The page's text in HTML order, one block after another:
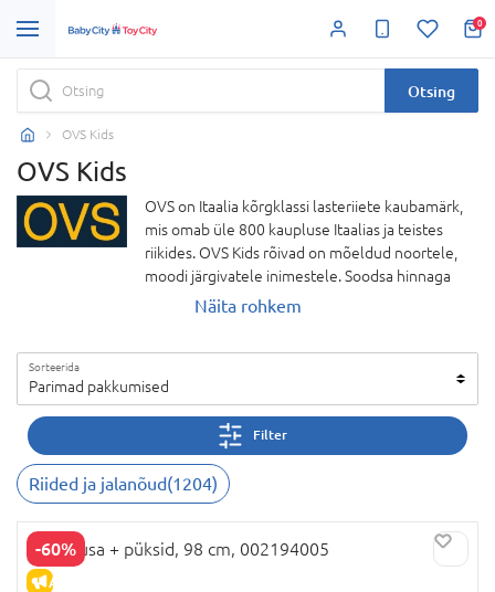
0
Otsing
OVS Kids
OVS Kids
OVS on Itaalia kõrgklassi lasteriiete kaubamärk,
mis omab üle 800 kaupluse Itaalias ja teistes
riikides. OVS Kids rõivad on mõeldud noortele,
moodi järgivatele inimestele. Soodsa hinnaga
pakutavatest riietest õhkub itaalia stiili, need
alati lasteriietele erilist tähelepanu,
investeerides kõrgeima kvaliteediga tooraine
valikusse ja lahenduste arendusse, mis suudab
ühendada praktilisuse ja viimistletud hea
välimuse. „Fagottino“ erinevate liinide tooted on
mõeldud imiku esimestele päevadele,
vastsündinutele ja kuni 36-kuu vanustele lastele,
kuni 8-aastastele ning poistele ja tüdrukutele
Näita rohkem
Sorteerida
Parimad pakkumised
Filter
Riided ja jalanõud(1204)
-60%
ALLAHINDLUS
OVS pusa + püksid, 98 cm, 002194005